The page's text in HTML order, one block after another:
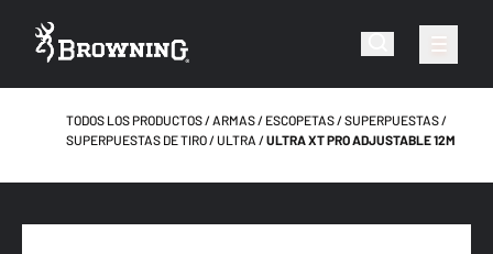
TODOS LOS PRODUCTOS ARMAS ESCOPETAS
SUPERPUESTAS
SUPERPUESTAS DE TIRO
ULTRA ULTRA XT PRO ADJUSTABLE 12M